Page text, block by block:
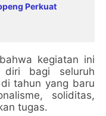
Perkuat
kegiatan ini
diri bagi seluruh
tahun yang baru
soliditas,
tugas.